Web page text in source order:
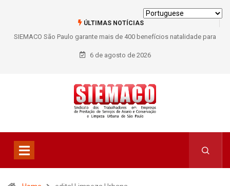
ÚLTIMAS NOTÍCIAS
SIEMACO São Paulo garante mais de 400 benefícios natalidade para
trabalhadores do Asseio em 2026
6 de agosto de 2026